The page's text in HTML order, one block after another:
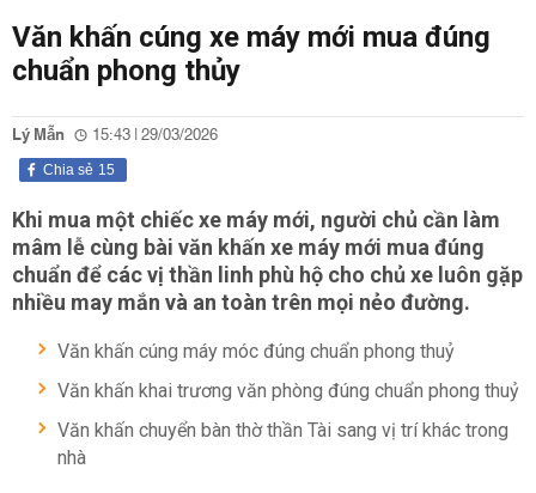
Văn khấn cúng xe máy mới mua đúng
chuẩn phong thủy
Lý Mẫn 15:43 | 29/03/2026
15
Chia sẻ
Khi mua một chiếc xe máy mới, người chủ cần làm
mâm lễ cùng bài văn khấn xe máy mới mua đúng
chuẩn để các vị thần linh phù hộ cho chủ xe luôn gặp
nhiều may mắn và an toàn trên mọi nẻo đường.
Văn khấn cúng máy móc đúng chuẩn phong thuỷ
Văn khấn khai trương văn phòng đúng chuẩn phong thuỷ
Văn khấn chuyển bàn thờ thần Tài sang vị trí khác trong
nhà